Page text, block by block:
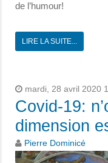
de l’humour!
LIRE LA SUITE...
mardi, 28 avril 2020
Covid-19:
dimension
Pierre Dominicé